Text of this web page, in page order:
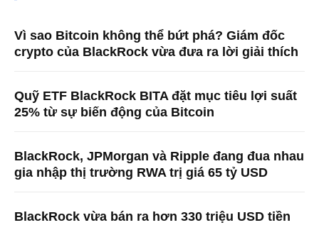
Vì sao Bitcoin không thể bứt phá? Giám đốc
crypto của BlackRock vừa đưa ra lời giải thích
Quỹ ETF BlackRock BITA đặt mục tiêu lợi suất
25% từ sự biến động của Bitcoin
BlackRock, JPMorgan và Ripple đang đua nhau
gia nhập thị trường RWA trị giá 65 tỷ USD
BlackRock vừa bán ra hơn 330 triệu USD tiền